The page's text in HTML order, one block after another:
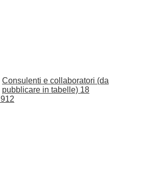
Consulenti e collaboratori (da
pubblicare in tabelle) 18
912